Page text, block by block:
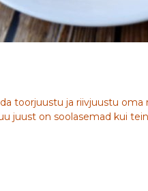
toorjuustu ja riivjuustu oma
juust on soolasemad kui